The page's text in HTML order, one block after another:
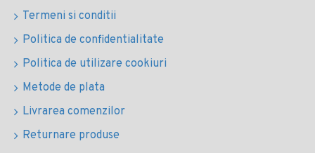
Termeni si conditii
Politica de confidentialitate
Politica de utilizare cookiuri
Metode de plata
Livrarea comenzilor
Returnare produse